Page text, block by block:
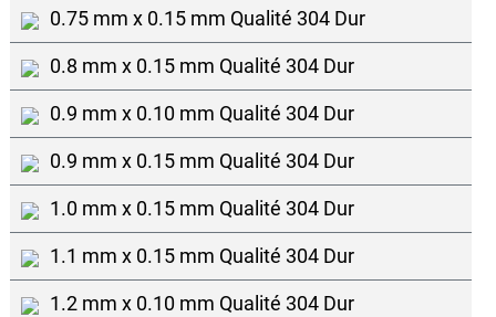
0.75 mm x 0.15 mm Qualité 304 Dur
0.8 mm x 0.15 mm Qualité 304 Dur
0.9 mm x 0.10 mm Qualité 304 Dur
0.9 mm x 0.15 mm Qualité 304 Dur
1.0 mm x 0.15 mm Qualité 304 Dur
1.1 mm x 0.15 mm Qualité 304 Dur
1.2 mm x 0.10 mm Qualité 304 Dur